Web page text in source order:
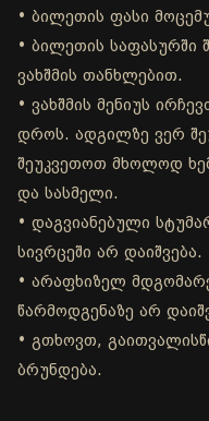
• ბილეთის ფასი
• ბილეთის საფასურში
ვახშმის თანხლებით.
• ვახშმის მენიუს
დროს. ადგილზე ვერ
შეუკვეთოთ მხოლოდ
და სასმელი.
• დაგვიანებული
სივრცეში არ დაიშვება.
• არაფხიზელ
წარმოდგენაზე არ
• გთხოვთ,
ბრუნდება.